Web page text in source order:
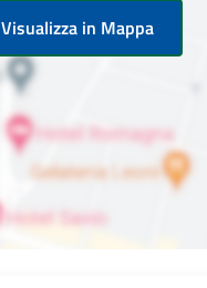
Visualizza in Mappa